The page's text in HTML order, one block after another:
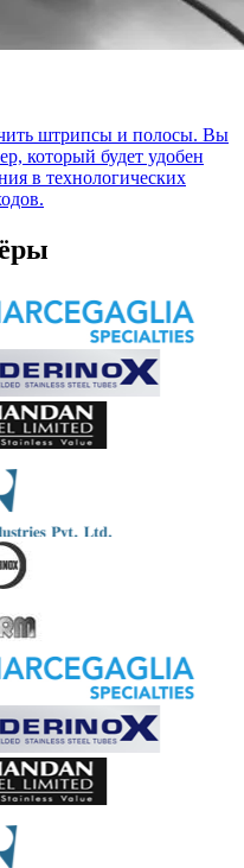
штрипсы и полосы. Вы
который будет удобен
в технологических